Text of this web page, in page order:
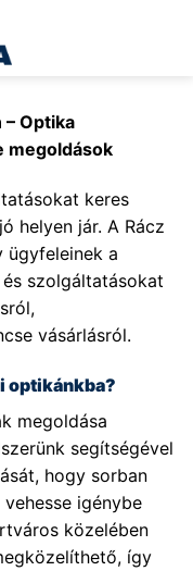
Optika
megoldások
keres
helyen jár. A Rácz
ügyfeleinek a
szolgáltatásokat
vásárlásról.
optikánkba?
megoldása
segítségével
hogy sorban
igénybe
közelében
így